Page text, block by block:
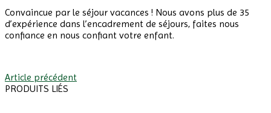
Convaincue par le séjour vacances ! Nous avons plus de 35
d’expérience dans l’encadrement de séjours, faites nous
confiance en nous confiant votre enfant.
Article précédent
PRODUITS LIÉS